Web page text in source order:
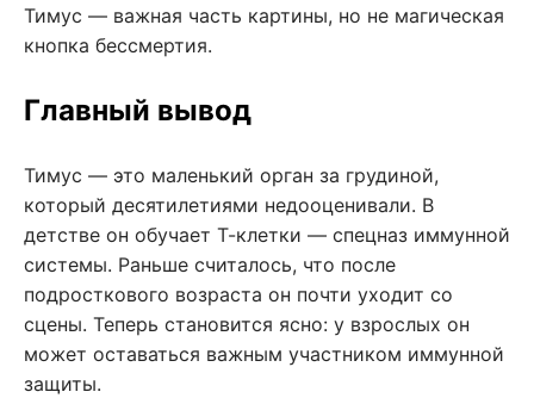
Тимус — важная часть картины, но не магическая
кнопка бессмертия.
Главный вывод
Тимус — это маленький орган за грудиной,
который десятилетиями недооценивали. В
детстве он обучает Т-клетки — спецназ иммунной
системы. Раньше считалось, что после
подросткового возраста он почти уходит со
сцены. Теперь становится ясно: у взрослых он
может оставаться важным участником иммунной
защиты.